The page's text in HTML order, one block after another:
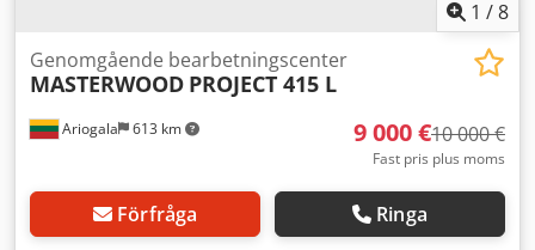
1 /8
Ariogala 613 km
Genomgående bearbetningscenter
MASTERWOOD PROJECT 415 L
9 000 €10 000 €
Fast pris plus moms
Förfråga Ringa